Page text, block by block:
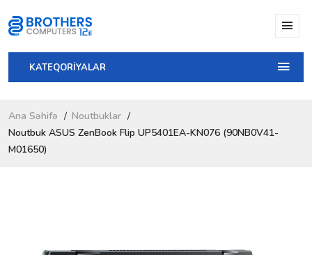
KATEQORİYALAR
Ana Səhifə
Noutbuklar
Noutbuk ASUS ZenBook Flip UP5401EA-KN076 (90NB0V41-
M01650)